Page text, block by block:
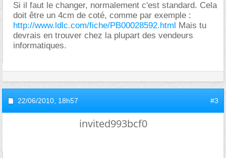
Si il faut le changer, normalement c'est standard. Cela
doit être un 4cm de coté, comme par exemple :
http://www.ldlc.com/fiche/PB00028592.html Mais tu
devrais en trouver chez la plupart des vendeurs
informatiques.
22/06/2010, 18h57 #3
invited993bcf0